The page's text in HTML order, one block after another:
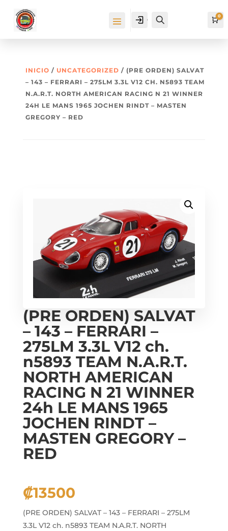
Cuenta 0
INICIO / UNCATEGORIZED / (PRE ORDEN) SALVAT
– 143 – FERRARI – 275LM 3.3L V12 CH. N5893 TEAM
N.A.R.T. NORTH AMERICAN RACING N 21 WINNER
24H LE MANS 1965 JOCHEN RINDT – MASTEN
GREGORY – RED
(PRE ORDEN) SALVAT
– 143 – FERRARI –
275LM 3.3L V12 ch.
n5893 TEAM N.A.R.T.
NORTH AMERICAN
RACING N 21 WINNER
24h LE MANS 1965
JOCHEN RINDT –
MASTEN GREGORY –
RED
₡13500
(PRE ORDEN) SALVAT – 143 – FERRARI – 275LM
3.3L V12 ch. n5893 TEAM N.A.R.T. NORTH